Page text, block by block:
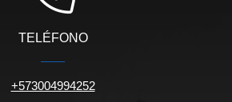
TELÉFONO
+573004994252